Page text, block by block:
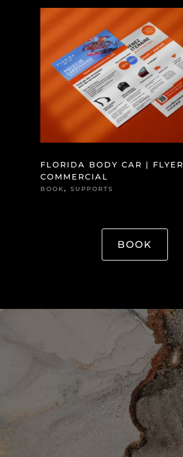
FLORIDA BODY CAR | FLYER
COMMERCIAL
BOOK,SUPPORTS
BOOK